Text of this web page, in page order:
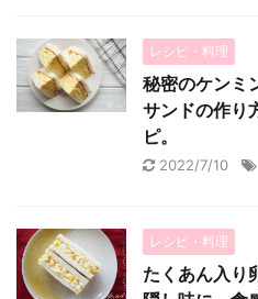
レシピ・料理
秘密のケンミ
サンドの作り
ピ。
2022/7/10
レシピ・料理
たくあん入り